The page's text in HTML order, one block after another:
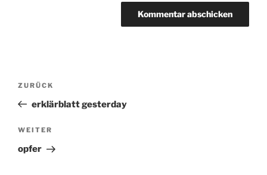
Beitragsnavigation
Vorheriger
Beitrag
ZURÜCK
erklärblatt gesterday
Nächster
Beitrag
WEITER
opfer